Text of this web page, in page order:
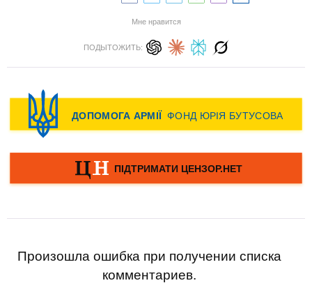
Мне нравится
ПОДЫТОЖИТЬ:
Произошла ошибка при получении списка
комментариев.